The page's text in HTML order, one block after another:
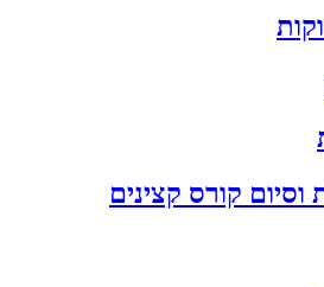
וסיום קורס קצינים